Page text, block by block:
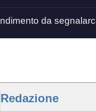
da
Redazione